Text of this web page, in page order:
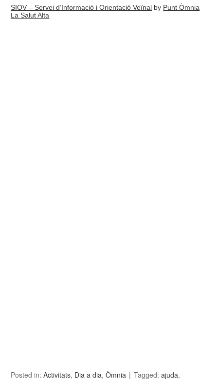
SIOV – Servei d’Informació i Orientació Veïnal by Punt Òmnia
La Salut Alta
Posted in:Activitats, Dia a dia,Òmnia Tagged:ajuda,